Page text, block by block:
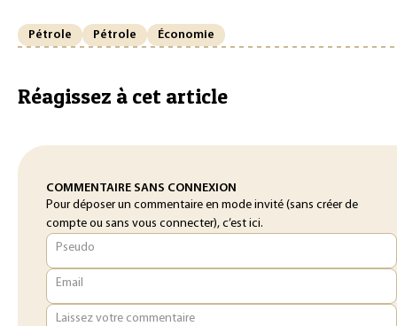
Pétrole Pétrole Économie
Réagissez à cet article
COMMENTAIRE SANS CONNEXION
Pour déposer un commentaire en mode invité (sans créer de
compte ou sans vous connecter), c’est ici.
Pseudo
Email
Laissez votre commentaire